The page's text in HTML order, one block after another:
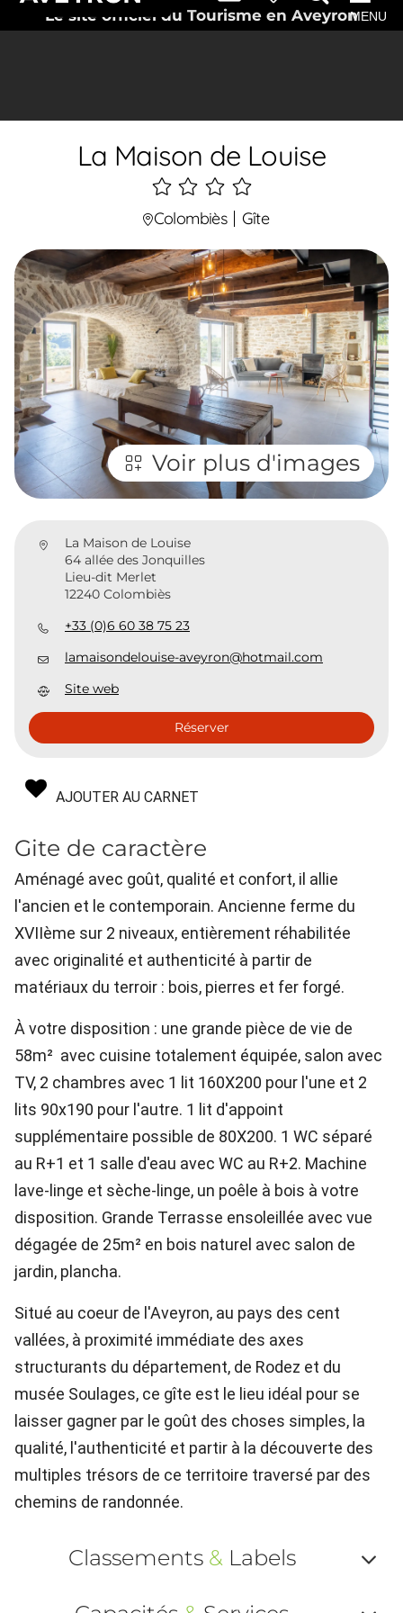
Le site officiel du Tourisme en AveyronMENU
La Maison de Louise
4
étoiles
Colombiès Gîte
Voir plus d'images
La Maison de Louise
64 allée des Jonquilles
Lieu-dit Merlet
12240 Colombiès
+33 (0)6 60 38 75 23
lamaisondelouise-aveyron@hotmail.com
Site web
Réserver
AJOUTER AU CARNET
Gite de caractère
Aménagé avec goût, qualité et confort, il allie
l'ancien et le contemporain. Ancienne ferme du
XVIIème sur 2 niveaux, entièrement réhabilitée
avec originalité et authenticité à partir de
matériaux du terroir : bois, pierres et fer forgé.
À votre disposition : une grande pièce de vie de
58m² avec cuisine totalement équipée, salon avec
TV, 2 chambres avec 1 lit 160X200 pour l'une et 2
lits 90x190 pour l'autre. 1 lit d'appoint
supplémentaire possible de 80X200. 1 WC séparé
au R+1 et 1 salle d'eau avec WC au R+2. Machine
lave-linge et sèche-linge, un poêle à bois à votre
disposition. Grande Terrasse ensoleillée avec vue
dégagée de 25m² en bois naturel avec salon de
jardin, plancha.
Situé au coeur de l'Aveyron, au pays des cent
vallées, à proximité immédiate des axes
structurants du département, de Rodez et du
musée Soulages, ce gîte est le lieu idéal pour se
laisser gagner par le goût des choses simples, la
qualité, l'authenticité et partir à la découverte des
multiples trésors de ce territoire traversé par des
chemins de randonnée.
Classements &Labels